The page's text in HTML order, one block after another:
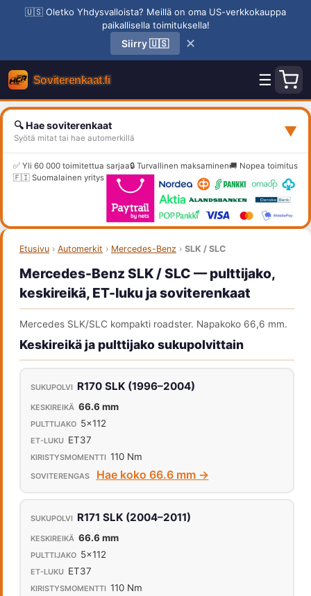
🇺🇸 Oletko Yhdysvalloista? Meillä on oma US-verkkokauppa
paikallisella toimituksella!
Siirry 🇺🇸 ✕
☰
🔍 Hae soviterenkaat
Syötä mitat tai hae automerkillä ▼
✅ Yli 60 000 toimitettua sarjaa🔒 Turvallinen maksaminen🚚 Nopea toimitus
🇫🇮 Suomalainen yritys
Etusivu › Automerkit › Mercedes-Benz › SLK / SLC
Mercedes-Benz SLK / SLC — pulttijako,
keskireikä, ET-luku ja soviterenkaat
Mercedes SLK/SLC kompakti roadster. Napakoko 66,6 mm.
Keskireikä ja pulttijako sukupolvittain
R170 SLK (1996–2004)
66.6 mm
5x112
ET37
110 Nm
Hae koko 66.6 mm →
R171 SLK (2004–2011)
66.6 mm
5x112
ET37
110 Nm